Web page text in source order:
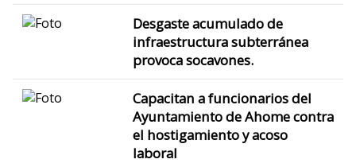
Desgaste acumulado de
infraestructura subterránea
provoca socavones.
Capacitan a funcionarios del
Ayuntamiento de Ahome contra
el hostigamiento y acoso
laboral